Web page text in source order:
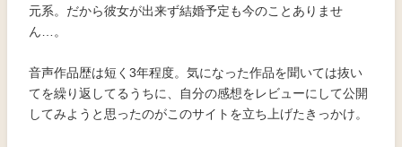
元系。だから彼女が出来ず結婚予定も今のことありませ
ん…。
音声作品歴は短く3年程度。気になった作品を聞いては抜い
てを繰り返してるうちに、自分の感想をレビューにして公開
してみようと思ったのがこのサイトを立ち上げたきっかけ。